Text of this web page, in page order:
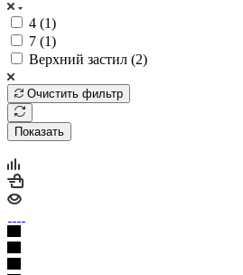
4 (1)
7 (1)
Верхний застил (2)
Очистить фильтр
Показать